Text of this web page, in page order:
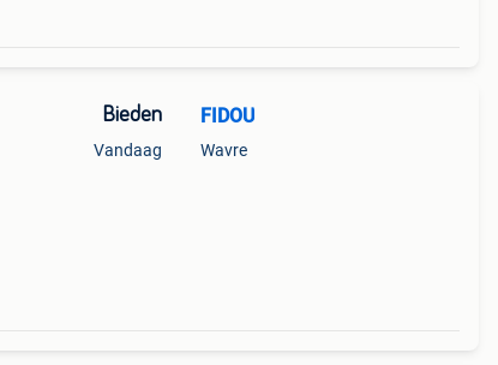
Bieden
Vandaag
FIDOU
Wavre